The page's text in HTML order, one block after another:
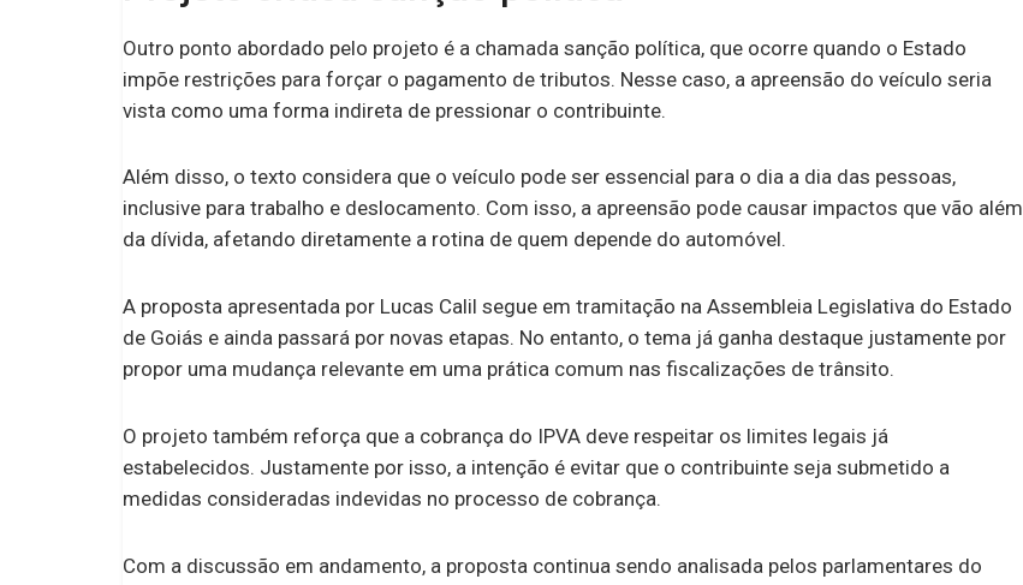
Outro ponto abordado pelo projeto é a chamada sanção política, que ocorre quando o Estado
impõe restrições para forçar o pagamento de tributos. Nesse caso, a apreensão do veículo seria
vista como uma forma indireta de pressionar o contribuinte.
Além disso, o texto considera que o veículo pode ser essencial para o dia a dia das pessoas,
inclusive para trabalho e deslocamento. Com isso, a apreensão pode causar impactos que vão além
da dívida, afetando diretamente a rotina de quem depende do automóvel.
A proposta apresentada por Lucas Calil segue em tramitação na Assembleia Legislativa do Estado
de Goiás e ainda passará por novas etapas. No entanto, o tema já ganha destaque justamente por
propor uma mudança relevante em uma prática comum nas fiscalizações de trânsito.
O projeto também reforça que a cobrança do IPVA deve respeitar os limites legais já
estabelecidos. Justamente por isso, a intenção é evitar que o contribuinte seja submetido a
medidas consideradas indevidas no processo de cobrança.
Com a discussão em andamento, a proposta continua sendo analisada pelos parlamentares do